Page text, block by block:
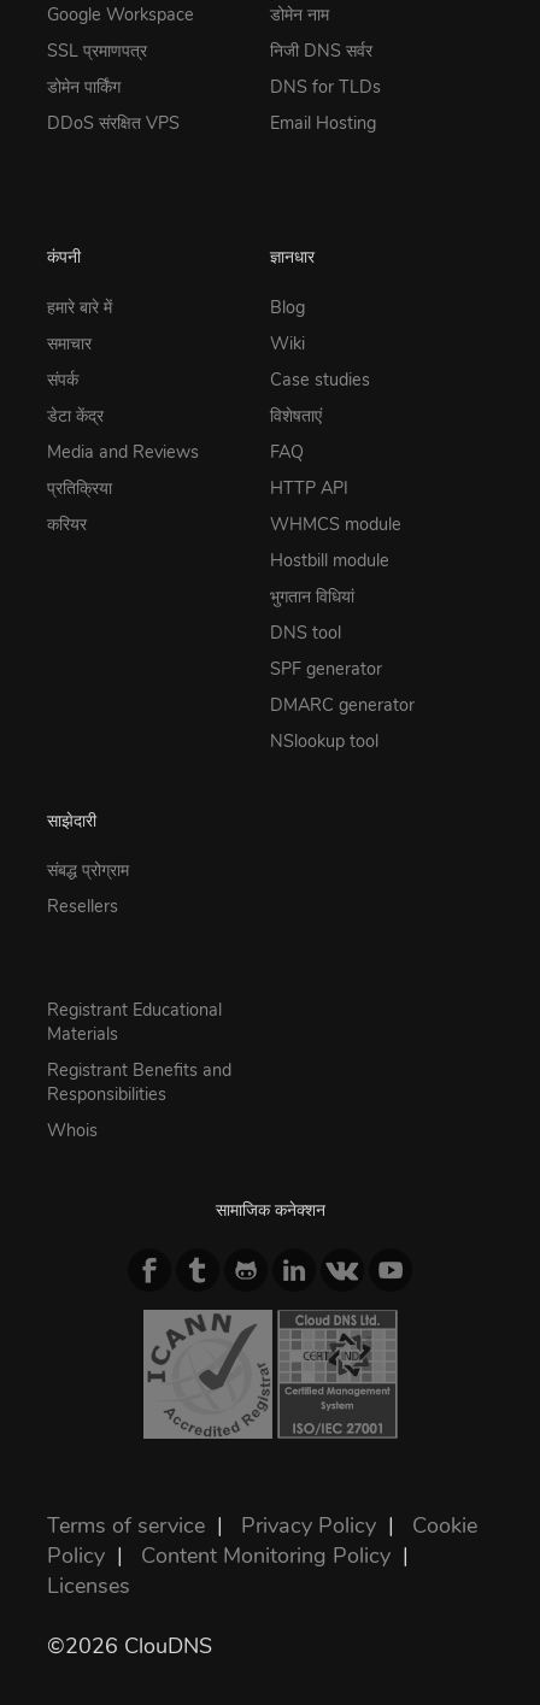
Google Workspace
SSL प्रमाणपत्र
डोमेन पार्किंग
DDoS संरक्षित VPS
डोमेन नाम
निजी DNS सर्वर
DNS for TLDs
Email Hosting
कंपनी
हमारे बारे में
समाचार
संपर्क
डेटा केंद्र
Media and Reviews
प्रतिक्रिया
करियर
ज्ञानधार
Blog
Wiki
Case studies
विशेषताएं
FAQ
HTTP API
WHMCS module
Hostbill module
भुगतान विधियां
DNS tool
SPF generator
DMARC generator
NSlookup tool
साझेदारी
संबद्ध प्रोग्राम
Resellers
Registrant Educational
Materials
Registrant Benefits and
Responsibilities
Whois
सामाजिक कनेक्शन
Terms of service | Privacy Policy | Cookie
Policy | Content Monitoring Policy |
Licenses
©2026 ClouDNS